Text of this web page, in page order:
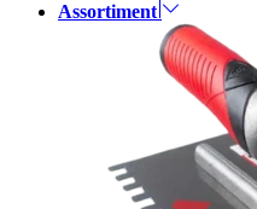
Assortiment